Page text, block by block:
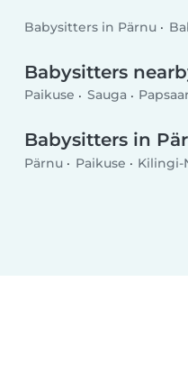
Babysitters in Pärnu
Babysitters
Paikuse Sauga
Babysitters in
Pärnu Paikuse Kilingi-